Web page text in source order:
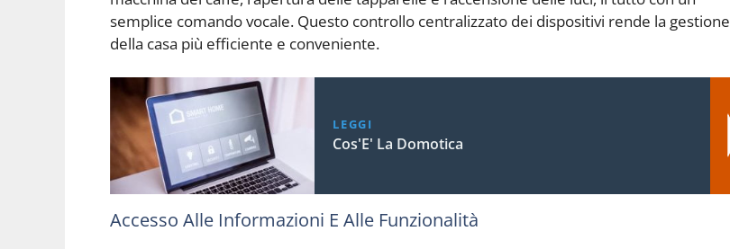
semplice comando vocale. Questo controllo centralizzato dei dispositivi rende la gestione
della casa più efficiente e conveniente.
LEGGI
Cos'E' La Domotica
Accesso Alle Informazioni E Alle Funzionalità